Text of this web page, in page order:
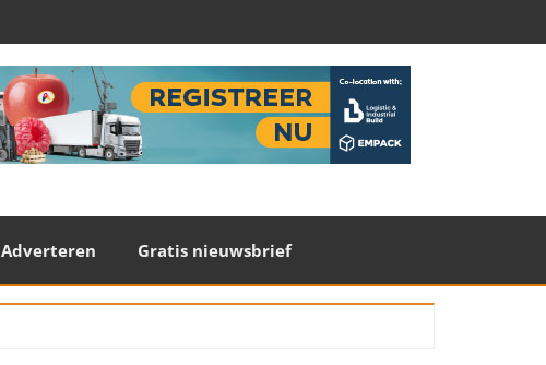
Adverteren Gratis nieuwsbrief